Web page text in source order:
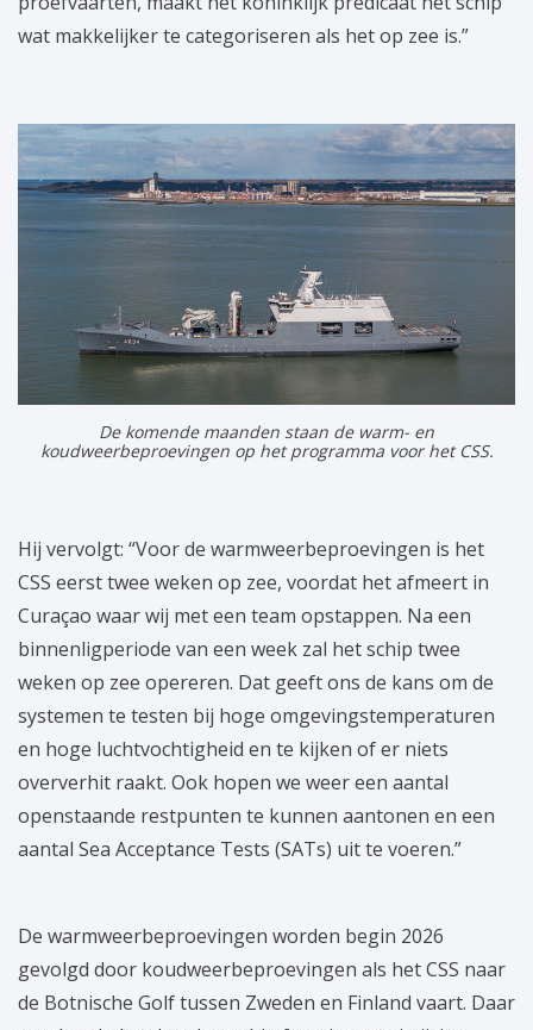
wat makkelijker te categoriseren als het op zee is.”
De komende maanden staan de warm- en
koudweerbeproevingen op het programma voor het CSS.
Hij vervolgt: “Voor de warmweerbeproevingen is het
CSS eerst twee weken op zee, voordat het afmeert in
Curaçao waar wij met een team opstappen. Na een
binnenligperiode van een week zal het schip twee
weken op zee opereren. Dat geeft ons de kans om de
systemen te testen bij hoge omgevingstemperaturen
en hoge luchtvochtigheid en te kijken of er niets
oververhit raakt. Ook hopen we weer een aantal
openstaande restpunten te kunnen aantonen en een
aantal Sea Acceptance Tests (SATs) uit te voeren.”
De warmweerbeproevingen worden begin 2026
gevolgd door koudweerbeproevingen als het CSS naar
de Botnische Golf tussen Zweden en Finland vaart. Daar